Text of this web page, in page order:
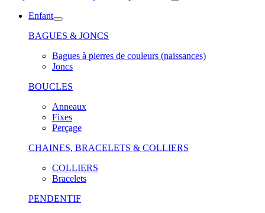
Enfant
BAGUES & JONCS
Bagues à pierres de couleurs (naissances)
Joncs
BOUCLES
Anneaux
Fixes
Perçage
CHAINES, BRACELETS & COLLIERS
COLLIERS
Bracelets
PENDENTIF